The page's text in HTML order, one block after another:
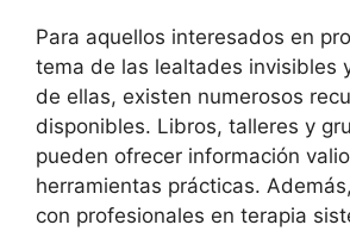
Para aquellos interesados en
tema de las lealtades invisibles
de ellas, existen numerosos
disponibles. Libros, talleres y
pueden ofrecer información
herramientas prácticas.
con profesionales en terapia